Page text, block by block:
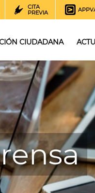
CITA
PREVIA
CIUDADANA